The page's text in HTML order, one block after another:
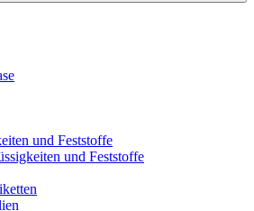
und Feststoffe
und Feststoffe